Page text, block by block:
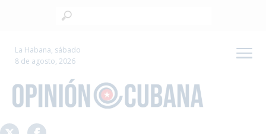
La Habana, sábado
8 de agosto, 2026